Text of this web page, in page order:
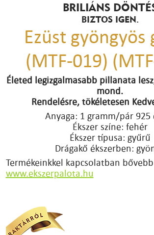
BRILIÁNS
BIZTOS IGEN.
Ezüst gyöngyös
(MTF-019)
Életed legizgalmasabb pillanata
mond.
Rendelésre, tökéletesen
Anyaga: 1 gramm/pár 925
Ékszer színe: fehér
Ékszer típusa: gyűrű
Drágakő ékszerben:
Termékeinkkel kapcsolatban
www.ekszerpalota.hu